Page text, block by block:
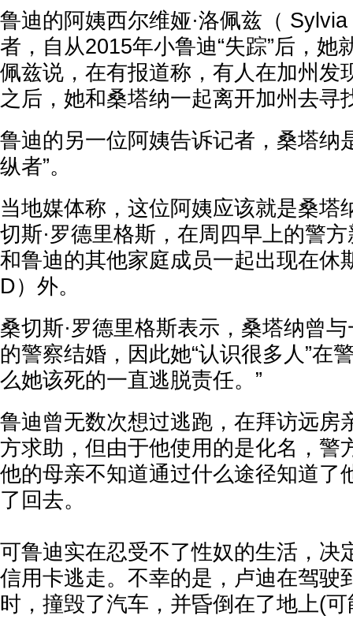
鲁迪的阿姨西尔维娅·洛佩兹 （
者，自从2015年小鲁迪“失踪”后，她
佩兹说，在有报道称，有人在加州发
之后，她和桑塔纳一起离开加州去寻
鲁迪的另一位阿姨告诉记者，桑塔纳
纵者”。
当地媒体称，这位阿姨应该就是桑塔
切斯·罗德里格斯，在周四早上的警
和鲁迪的其他家庭成员一起出现在休
D）外。
桑切斯·罗德里格斯表示，桑塔纳曾
的警察结婚，因此她“认识很多人”在
么她该死的一直逃脱责任。”
鲁迪曾无数次想过逃跑，在拜访远房
方求助，但由于他使用的是化名，警
他的母亲不知道通过什么途径知道了
了回去。
可鲁迪实在忍受不了性奴的生活，决
信用卡逃走。不幸的是，卢迪在驾驶
时，撞毁了汽车，并昏倒在了地上(